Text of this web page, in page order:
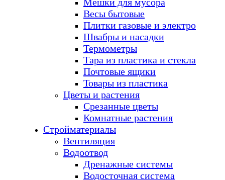
Весы бытовые
Плитки газовые и электро
Швабры и насадки
Термометры
Тара из пластика и стекла
Почтовые ящики
Товары из пластика
Цветы и растения
Срезанные цветы
Комнатные растения
Стройматериалы
Вентиляция
Водоотвод
Дренажные системы
Водосточная система